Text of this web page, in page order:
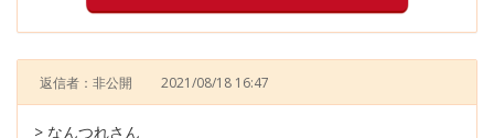
返信者：非公開 2021/08/18 16:47
> なんつれさん